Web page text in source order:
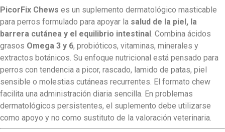
PicorFix Chews es un suplemento dermatológico masticable
para perros formulado para apoyar la salud de la piel, la
barrera cutánea y el equilibrio intestinal . Combina ácidos
grasos Omega 3 y 6, probióticos, vitaminas, minerales y
extractos botánicos. Su enfoque nutricional está pensado para
perros con tendencia a picor, rascado, lamido de patas, piel
sensible o molestias cutáneas recurrentes. El formato chew
facilita una administración diaria sencilla. En problemas
dermatológicos persistentes, el suplemento debe utilizarse
como apoyo y no como sustituto de la valoración veterinaria.